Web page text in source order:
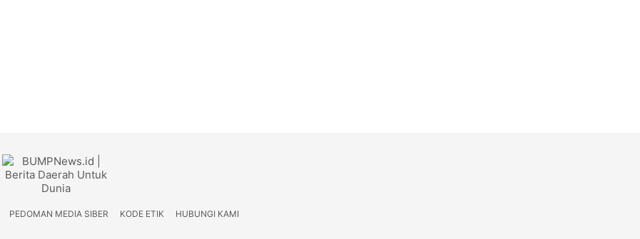
PEDOMAN MEDIA SIBER KODE ETIK HUBUNGI KAMI